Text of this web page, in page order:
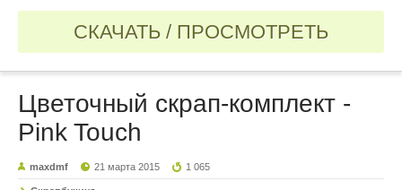
СКАЧАТЬ / ПРОСМОТРЕТЬ
Цветочный скрап-комплект -
Pink Touch
maxdmf 21 марта 2015 1 065